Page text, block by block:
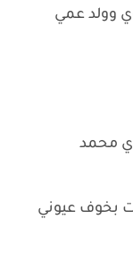
وولد عمي
محمد
بخوف عيوني